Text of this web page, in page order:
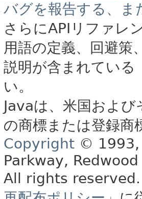
バグを報告する、ま
さらにAPIリファレ
用語の定義、回避策
説明が含まれている
い。
Javaは、米国およ
の商標または登録商
Copyright © 1993,
Parkway,
All rights reserved.